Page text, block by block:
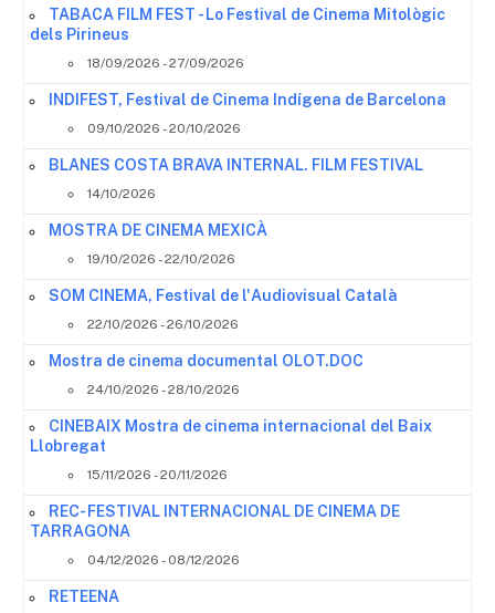
TABACA FILM FEST - Lo Festival de Cinema Mitològic
dels Pirineus
18/09/2026 - 27/09/2026
INDIFEST, Festival de Cinema Indígena de Barcelona
09/10/2026 - 20/10/2026
BLANES COSTA BRAVA INTERNAL. FILM FESTIVAL
14/10/2026
MOSTRA DE CINEMA MEXICÀ
19/10/2026 - 22/10/2026
SOM CINEMA, Festival de l'Audiovisual Català
22/10/2026 - 26/10/2026
Mostra de cinema documental OLOT.DOC
24/10/2026 - 28/10/2026
CINEBAIX Mostra de cinema internacional del Baix
Llobregat
15/11/2026 - 20/11/2026
REC- FESTIVAL INTERNACIONAL DE CINEMA DE
TARRAGONA
04/12/2026 - 08/12/2026
RETEENA